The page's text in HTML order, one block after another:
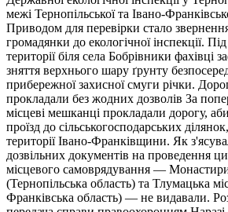
межі Тернопільської та Івано-
Приводом для перевірки стало
громадянки до екологічної інспекції.
території біля села Бобрівники фахівці
зняття верхнього шару ґрунту
прибережної захисної смуги річки.
прокладали без жодних дозволів За
місцеві мешканці прокладали дорогу,
проїзд до сільськогосподарських
території Івано-Франківщини. Як
дозвільних документів на проведення
місцевого самоврядування —
(Тернопільська область) та Тлумацька
Франківська область) — не видавали.